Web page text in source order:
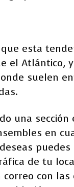
esta
el Atlántico,
suelen
una
en
de tu
con las